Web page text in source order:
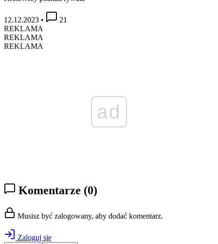
12.12.2023 •
21
REKLAMA
REKLAMA
REKLAMA
ad
Komentarze (0)
Musisz być zalogowany, aby dodać komentarz.
Zaloguj się